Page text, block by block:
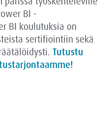
BI -
BI koulutuksia on
sertifiointiin sekä
Tutustu